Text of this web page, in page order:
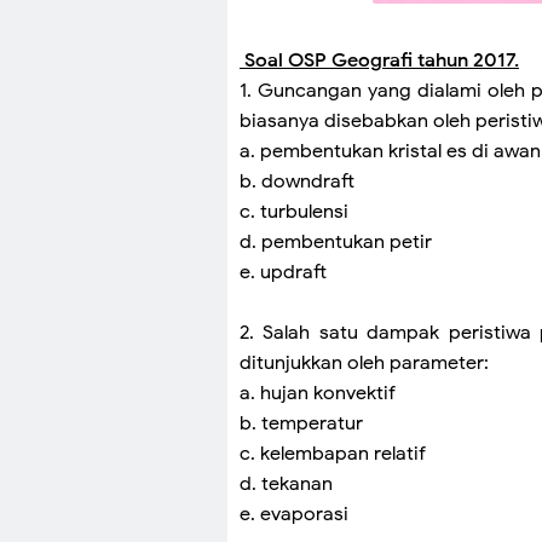
Soal OSP Geografi tahun 2017.
1. Guncangan yang dialami oleh
biasanya disebabkan oleh
a. pembentukan kristal es di awan
b. downdraft
c. turbulensi
d. pembentukan petir
e. updraft
2. Salah satu dampak
ditunjukkan oleh parameter:
a. hujan konvektif
b. temperatur
c. kelembapan relatif
d. tekanan
e. evaporasi